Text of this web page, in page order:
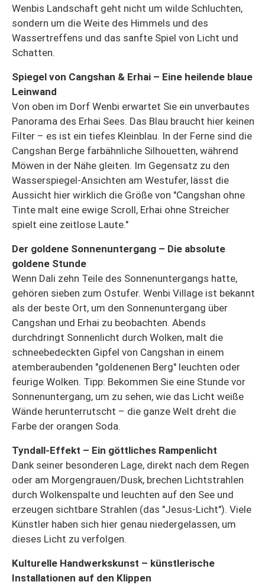
Wenbis Landschaft geht nicht um wilde Schluchten,
sondern um die Weite des Himmels und des
Wassertreffens und das sanfte Spiel von Licht und
Schatten.
Spiegel von Cangshan & Erhai – Eine heilende blaue
Leinwand
Von oben im Dorf Wenbi erwartet Sie ein unverbautes
Panorama des Erhai Sees. Das Blau braucht hier keinen
Filter – es ist ein tiefes Kleinblau. In der Ferne sind die
Cangshan Berge farbähnliche Silhouetten, während
Möwen in der Nähe gleiten. Im Gegensatz zu den
Wasserspiegel-Ansichten am Westufer, lässt die
Aussicht hier wirklich die Größe von "Cangshan ohne
Tinte malt eine ewige Scroll, Erhai ohne Streicher
spielt eine zeitlose Laute."
Der goldene Sonnenuntergang – Die absolute
goldene Stunde
Wenn Dali zehn Teile des Sonnenuntergangs hatte,
gehören sieben zum Ostufer. Wenbi Village ist bekannt
als der beste Ort, um den Sonnenuntergang über
Cangshan und Erhai zu beobachten. Abends
durchdringt Sonnenlicht durch Wolken, malt die
schneebedeckten Gipfel von Cangshan in einem
atemberaubenden "goldenenen Berg" leuchten oder
feurige Wolken. Tipp: Bekommen Sie eine Stunde vor
Sonnenuntergang, um zu sehen, wie das Licht weiße
Wände herunterrutscht – die ganze Welt dreht die
Farbe der orangen Soda.
Tyndall-Effekt – Ein göttliches Rampenlicht
Dank seiner besonderen Lage, direkt nach dem Regen
oder am Morgengrauen/Dusk, brechen Lichtstrahlen
durch Wolkenspalte und leuchten auf den See und
erzeugen sichtbare Strahlen (das "Jesus-Licht"). Viele
Künstler haben sich hier genau niedergelassen, um
dieses Licht zu verfolgen.
Kulturelle Handwerkskunst – künstlerische
Installationen auf den Klippen